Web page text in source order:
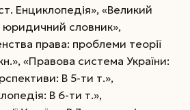
Енциклопедія», «Великий
словник»,
права: проблеми теорії
«Правова система України:
В 5-ти т.»,
В 6-ти т.»,